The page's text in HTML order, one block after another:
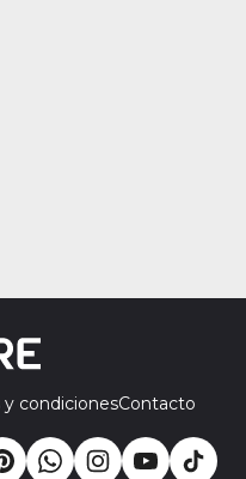
y condicionesContacto